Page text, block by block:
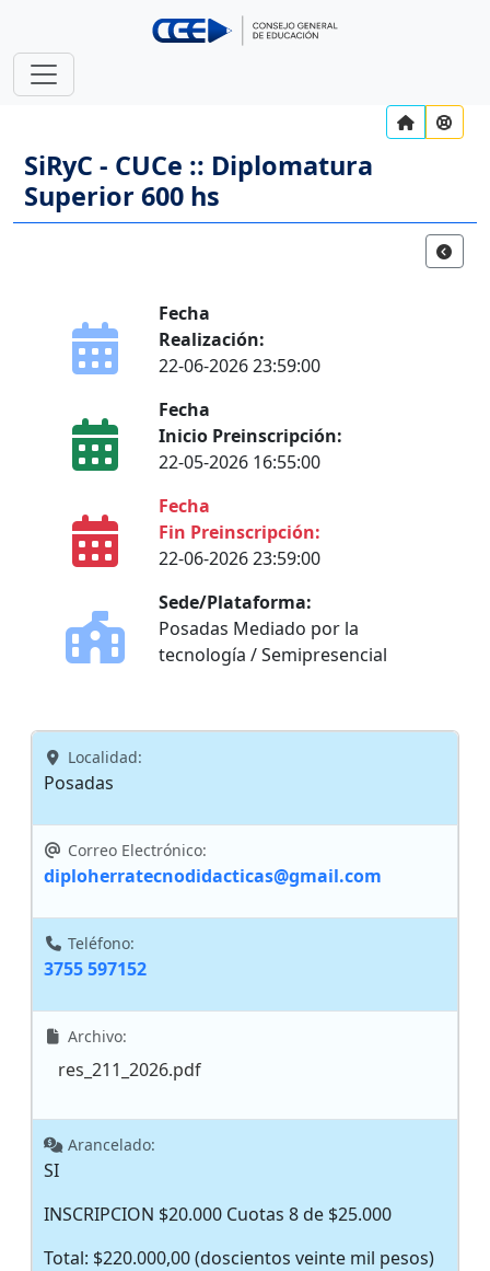
SiRyC - CUCe :: Diplomatura
Superior 600 hs
Fecha
Realización:
22-06-2026 23:59:00
Fecha
Inicio Preinscripción:
22-05-2026 16:55:00
Fecha
Fin Preinscripción:
22-06-2026 23:59:00
Sede/Plataforma:
Posadas Mediado por la
tecnología / Semipresencial
Localidad:
Posadas
Correo Electrónico:
diploherratecnodidacticas@gmail.com
Teléfono:
3755 597152
Archivo:
res_211_2026.pdf
Arancelado:
SI
INSCRIPCION $20.000 Cuotas 8 de $25.000
Total: $220.000,00 (doscientos veinte mil pesos)